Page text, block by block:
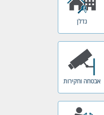
נדלן
אבטחה וחקירות